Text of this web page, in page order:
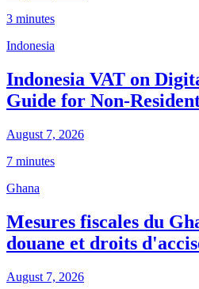
3 minutes
Indonesia
Indonesia VAT on
Guide for Non-
August 7, 2026
7 minutes
Ghana
Mesures fiscales du
douane et droits
August 7, 2026